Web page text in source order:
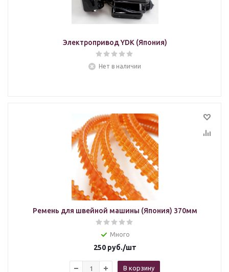
Электропривод YDK (Япония)
Нет в наличии
Ремень для швейной машины (Япония) 370мм
Много
250руб./шт
В корзину